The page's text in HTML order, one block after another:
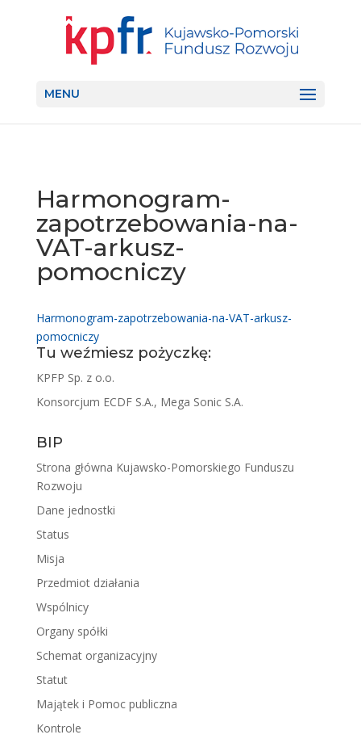
MENU
Harmonogram-
zapotrzebowania-na-
VAT-arkusz-
pomocniczy
Harmonogram-zapotrzebowania-na-VAT-arkusz-
pomocniczy
Tu weźmiesz pożyczkę:
KPFP Sp. z o.o.
Konsorcjum ECDF S.A., Mega Sonic S.A.
BIP
Strona główna Kujawsko-Pomorskiego Funduszu
Rozwoju
Dane jednostki
Status
Misja
Przedmiot działania
Wspólnicy
Organy spółki
Schemat organizacyjny
Statut
Majątek i Pomoc publiczna
Kontrole